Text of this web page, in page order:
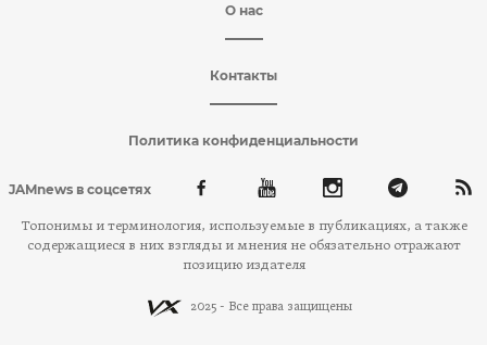
О нас
Контакты
Политика конфиденциальности
JAMnews в соцсетях
Топонимы и терминология, используемые в публикациях, а также
содержащиеся в них взгляды и мнения не обязательно отражают
позицию издателя
2025 - Все права защищены